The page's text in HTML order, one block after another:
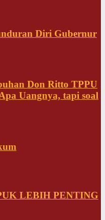
Diri Gubernur
Don Ritto TPPU
Uangnya, tapi soal
LEBIH PENTING